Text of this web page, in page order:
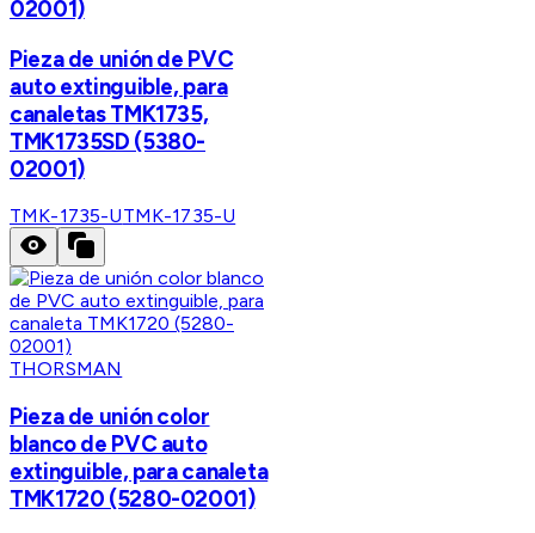
02001)
Pieza de unión de PVC
auto extinguible, para
canaletas TMK1735,
TMK1735SD (5380-
02001)
TMK-1735-UTMK-1735-U
THORSMAN
Pieza de unión color
blanco de PVC auto
extinguible, para canaleta
TMK1720 (5280-02001)